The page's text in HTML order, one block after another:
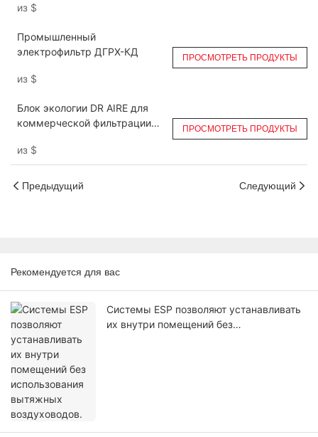
DGRH-KA-6000
из $
Промышленный
электрофильтр ДГРХ-КД
из $
ПРОСМОТРЕТЬ ПРОДУКТЫ
Блок экологии DR AIRE для
коммерческой фильтрации
98% удаляет дым
из $
ПРОСМОТРЕТЬ ПРОДУКТЫ
Предыдущий Следующий
Рекомендуется для вас
Системы ESP позволяют устанавливать
их внутри помещений без